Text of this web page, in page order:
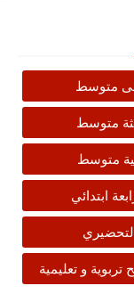
متوسط
متوسط
متوسط
ابتدائي
تربوية و تعليمية